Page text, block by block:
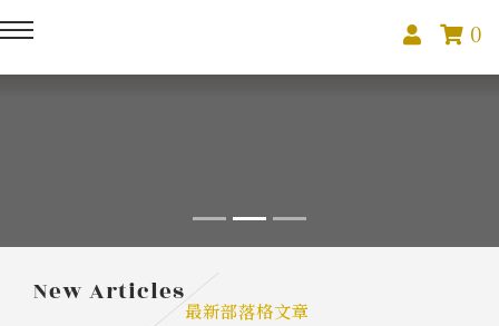
0
預約服務
影像紀錄
New Articles
最新部落格文章